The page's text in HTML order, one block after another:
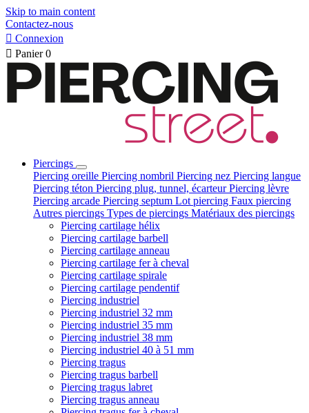
Skip to main content
Contactez-nous
 Connexion
 Panier 0
Piercings
Piercing oreille Piercing nombril Piercing nez Piercing langue
Piercing téton Piercing plug, tunnel, écarteurPiercing lèvre
Piercing arcade Piercing septum Lot piercing Faux piercing
Autres piercings Types de piercings Matériaux des piercings
Piercing cartilage hélix
Piercing cartilage barbell
Piercing cartilage anneau
Piercing cartilage fer à cheval
Piercing cartilage spirale
Piercing cartilage pendentif
Piercing industriel
Piercing industriel 32 mm
Piercing industriel 35 mm
Piercing industriel 38 mm
Piercing industriel 40 à 51 mm
Piercing tragus
Piercing tragus barbell
Piercing tragus labret
Piercing tragus anneau